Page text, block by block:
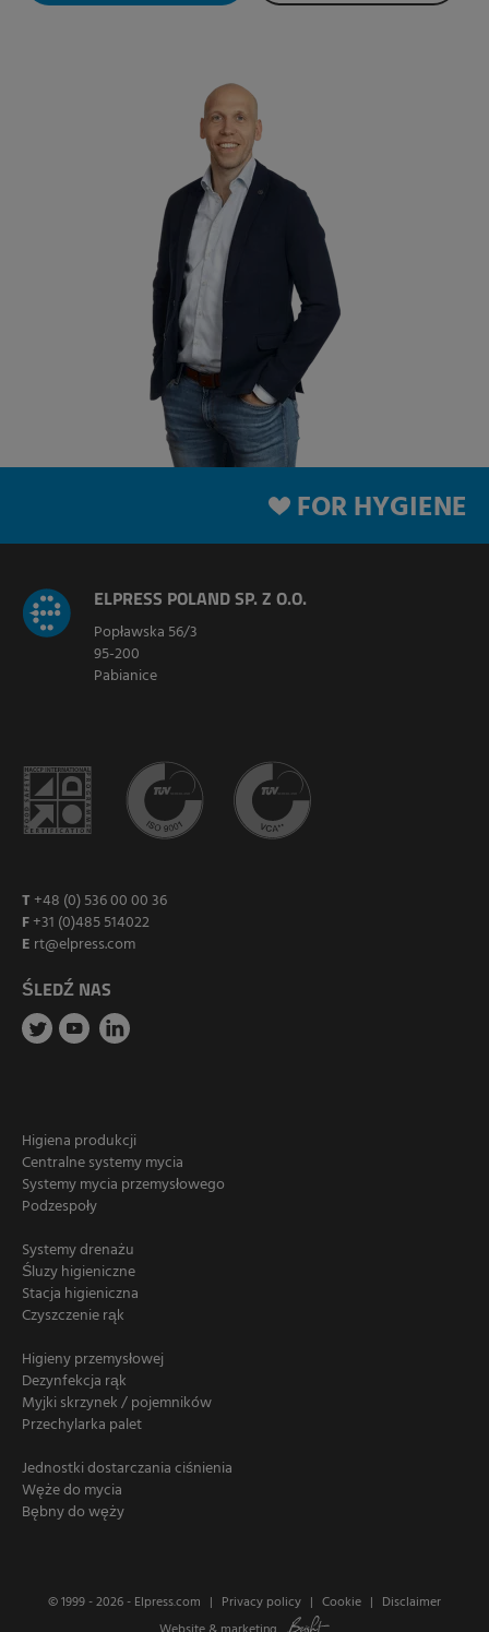
FOR HYGIENE
ELPRESS POLAND SP. Z O.O.
Popławska 56/3
95-200
Pabianice
T +48 (0) 536 00 00 36
F+31 (0)485 514022
E rt@elpress.com
ŚLEDŹ NAS
Higiena produkcji
Centralne systemy mycia
Systemy mycia przemysłowego
Podzespoły
Systemy drenażu
Śluzy higieniczne
Stacja higieniczna
Czyszczenie rąk
Higieny przemysłowej
Dezynfekcja rąk
Myjki skrzynek / pojemników
Przechylarka palet
Jednostki dostarczania ciśnienia
Węże do mycia
Bębny do węży
© 1999 - 2026 - Elpress.com Privacy policy Cookie
Disclaimer